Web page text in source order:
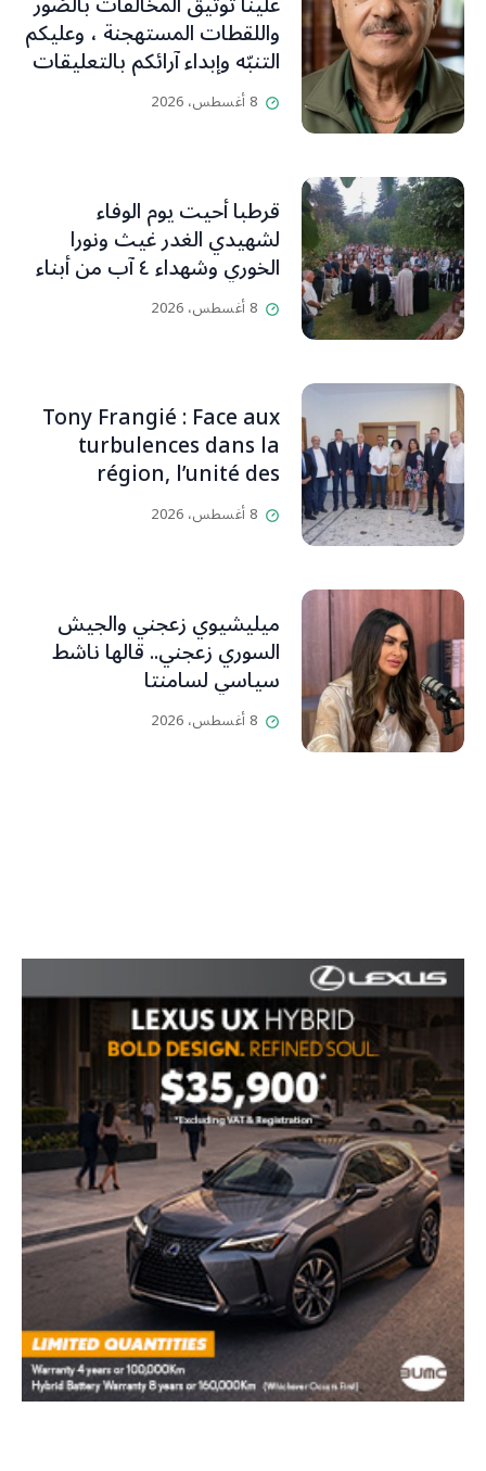
واللقطات المستهجنة ، وعليكم
التنبّه وإبداء آرائكم بالتعليقات
(جورج صبّاغ)
8 أغسطس، 2026
قرطبا أحيت يوم الوفاء
لشهيدي الغدر غيث ونورا
الخوري وشهداء ٤ آب من أبناء
البلدة.. كارين الخوري افرام: لقد
كان بيتنا، بوجود والدي، ينبض
إقفاله لكنه لم يستطع لأنه
بيت رسالة وتاريخ وإيمان وقيم
مستمرة (صور وVideo)
8 أغسطس، 2026
Tony Frangié : Face aux
turbulences dans la
région, l’unité des
Libanais est primordiale
L’OLJ / Par Scarlett
8 أغسطس، 2026
ميليشيوي زعجني والجيش
السوري زعجني.. قالها ناشط
سياسي لسامنتا
8 أغسطس، 2026